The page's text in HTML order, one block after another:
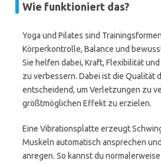
Wie funktioniert das?
Yoga und Pilates sind
Körperkontrolle, Balance und
Sie helfen dabei, Kraft, Flexibilität
zu verbessern. Dabei ist die Qualität
entscheidend, um Verletzungen zu
größtmöglichen Effekt zu erzielen.
Eine Vibrationsplatte erzeugt
Muskeln automatisch ansprechen
anregen. So kannst du